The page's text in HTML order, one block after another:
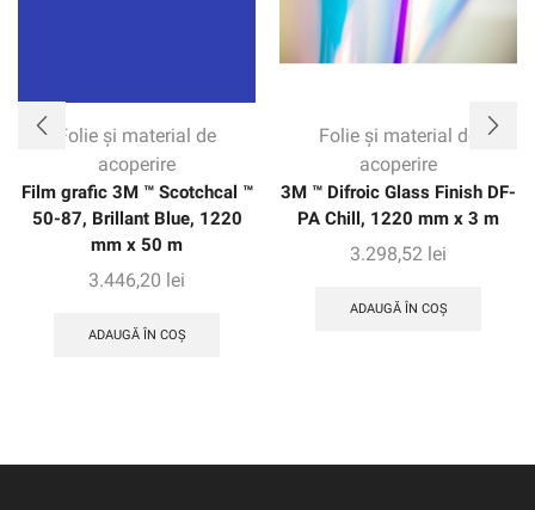
Folie și material de
acoperire
Film grafic 3M ™ Scotchcal ™
50-87, Brillant Blue, 1220
mm x 50 m
3.446,20 lei
ADAUGĂ ÎN COȘ
Folie și material de
acoperire
3M ™ Difroic Glass Finish DF-
PA Chill, 1220 mm x 3 m
3.298,52 lei
ADAUGĂ ÎN COȘ